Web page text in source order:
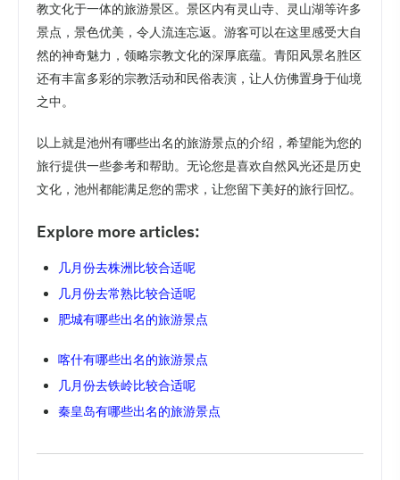
教文化于一体的旅游景区。景区内有灵山寺、灵山湖等许多
景点，景色优美，令人流连忘返。游客可以在这里感受大自
然的神奇魅力，领略宗教文化的深厚底蕴。青阳风景名胜区
还有丰富多彩的宗教活动和民俗表演，让人仿佛置身于仙境
之中。
以上就是池州有哪些出名的旅游景点的介绍，希望能为您的
旅行提供一些参考和帮助。无论您是喜欢自然风光还是历史
文化，池州都能满足您的需求，让您留下美好的旅行回忆。
Explore more articles:
几月份去株洲比较合适呢
几月份去常熟比较合适呢
肥城有哪些出名的旅游景点
喀什有哪些出名的旅游景点
几月份去铁岭比较合适呢
秦皇岛有哪些出名的旅游景点